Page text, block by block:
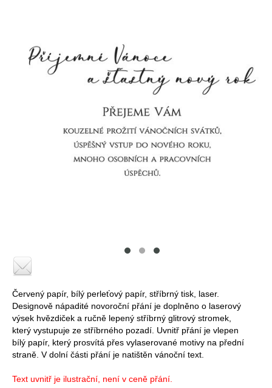
Červený papír, bílý perleťový papír, stříbrný tisk, laser.
Designově nápadité novoroční přání je doplněno o laserový
výsek hvězdiček a ručně lepený stříbrný glitrový stromek,
který vystupuje ze stříbrného pozadí. Uvnitř přání je vlepen
bílý papír, který prosvítá přes vylaserované motivy na přední
straně. V dolní části přání je natištěn vánoční text.
Text uvnitř je ilustrační, není v ceně přání.